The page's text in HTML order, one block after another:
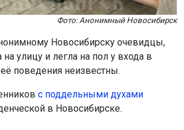
Фото: Анонимный Новосибирск
Новосибирску очевидцы,
улицу и легла на пол у входа в
поведения неизвестны.
с поддельными духами
в Новосибирске.